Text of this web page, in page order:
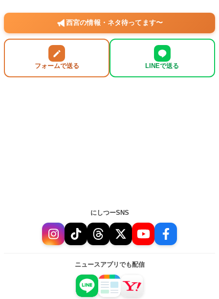
西宮の情報・ネタ待ってます〜
フォームで送る LINEで送る
にしつーSNS
ニュースアプリでも配信